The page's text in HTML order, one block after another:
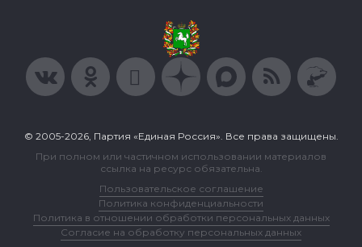
© 2005-2026, Партия «Единая Россия». Все права защищены.
При полном или частичном использовании материалов
ссылка на ресурс обязательна.
Пользовательское соглашение
Политика конфиденциальности
Политика в отношении обработки персональных данных
Согласие на обработку персональных данных